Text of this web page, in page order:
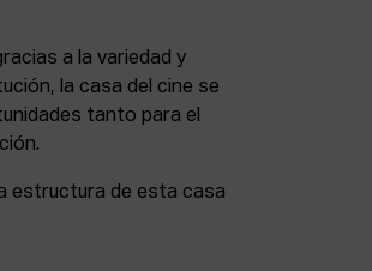
a la variedad y
la casa del cine se
tanto para el
estructura de esta casa